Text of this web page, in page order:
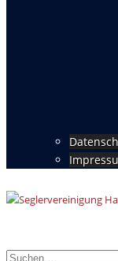
umschalten
Suchen